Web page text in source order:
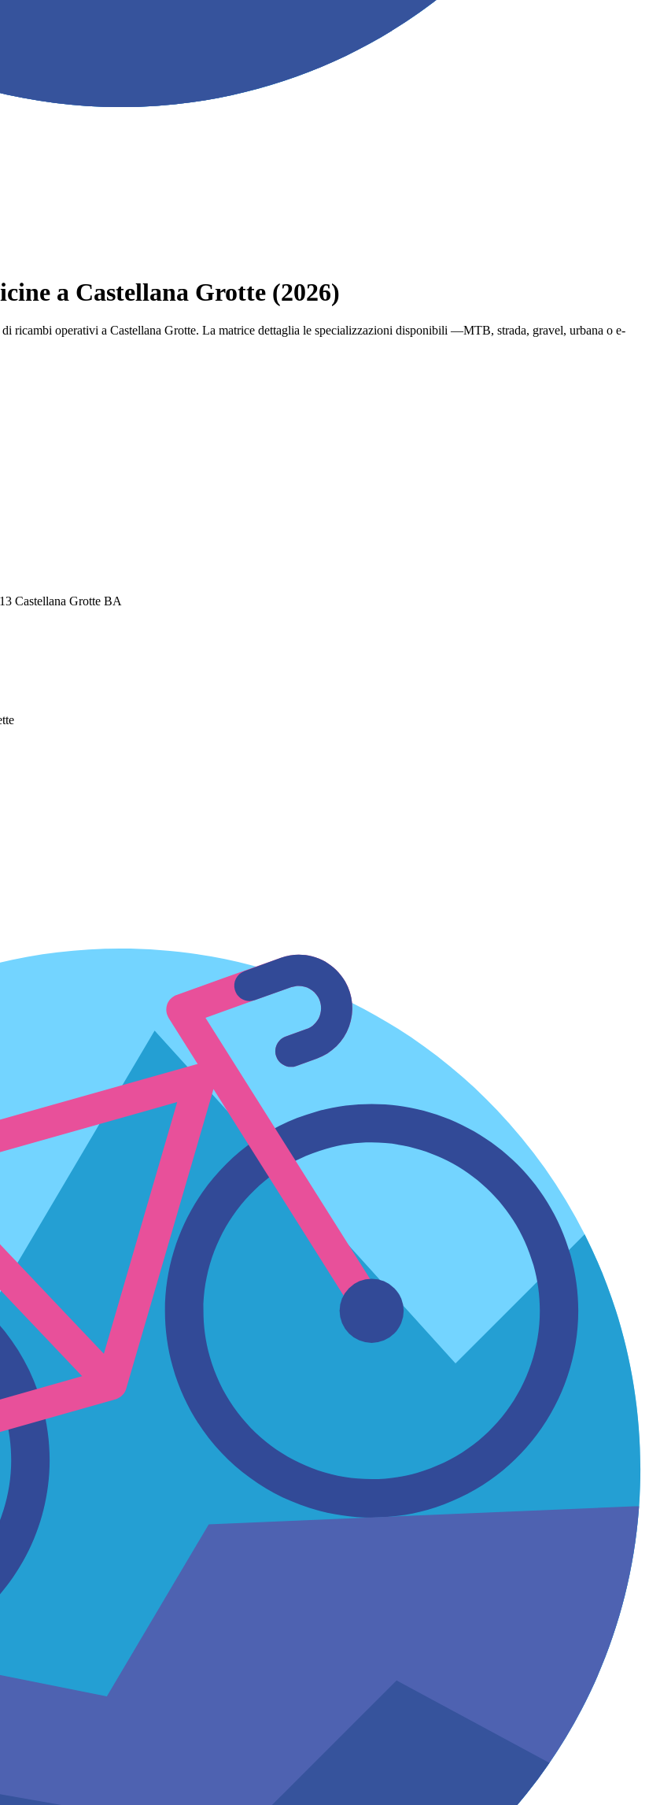
a Castellana Grotte (2026)
ricambi operativi a Castellana Grotte. La matrice dettaglia le specializzazioni disponibili —MTB, strada, gravel, urbana o e-
Castellana Grotte BA